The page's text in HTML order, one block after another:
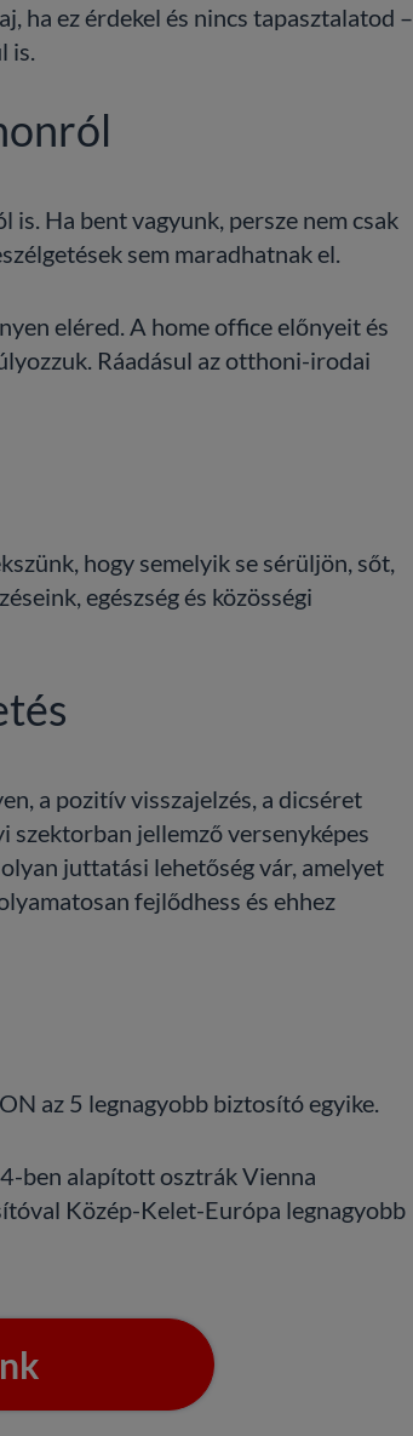
ha ez érdekel és nincs tapasztalatod –
is.
Ha bent vagyunk, persze nem csak
sem maradhatnak el.
eléred. A home office előnyeit és
Ráadásul az otthoni-irodai
hogy semelyik se sérüljön, sőt,
egészség és közösségi
a pozitív visszajelzés, a dicséret
jellemző versenyképes
juttatási lehetőség vár, amelyet
fejlődhess és ehhez
az 5 legnagyobb biztosító egyike.
ben alapított osztrák Vienna
Közép-Kelet-Európa legnagyobb